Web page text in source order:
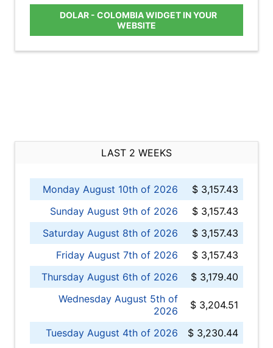
DOLAR - COLOMBIA WIDGET IN YOUR
WEBSITE
LAST 2 WEEKS
Monday August 10th of 2026
$ 3,157.43
Sunday August 9th of 2026
$ 3,157.43
Saturday August 8th of 2026
$ 3,157.43
Friday August 7th of 2026
$ 3,157.43
Thursday August 6th of 2026
$ 3,179.40
Wednesday August 5th of
2026
$ 3,204.51
Tuesday August 4th of 2026
$ 3,230.44